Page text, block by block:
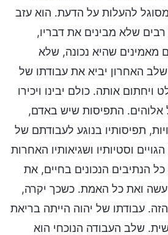
להעלות על הדעת. הוא עזב
רבים שלא מבינים את דבריו,
מאמינים שהיא נכונה, שלא
האחרון יביא את עבודתו של
אותה. כולם יבינו ויכירו
אלוהים. התפיסות שיש באדם,
תפיסותיו בנוגע לעבודתם של
וסטיותיו ושגיאותיו האחרות
כל הנתיבים הנכונים בחיים, את
ואת כל האמת. כשכך יקרה,
עבודתו של יהוה הייתה בריאת
שלב העבודה הנוכחי הוא